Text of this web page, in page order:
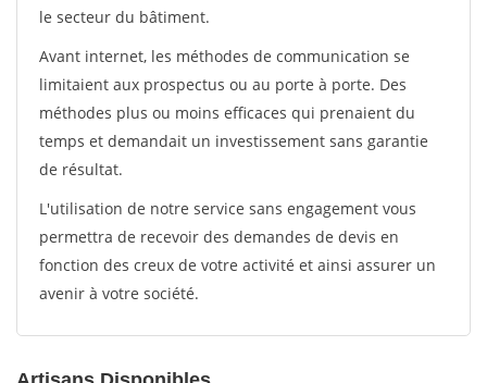
le secteur du bâtiment.
Avant internet, les méthodes de communication se
limitaient aux prospectus ou au porte à porte. Des
méthodes plus ou moins efficaces qui prenaient du
temps et demandait un investissement sans garantie
de résultat.
L'utilisation de notre service sans engagement vous
permettra de recevoir des demandes de devis en
fonction des creux de votre activité et ainsi assurer un
avenir à votre société.